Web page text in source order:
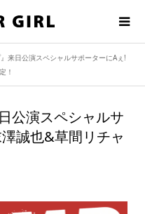
』来日公演スペシャルサポーターにAぇ!
！
公演スペシャルサ
誠也&草間リチャ